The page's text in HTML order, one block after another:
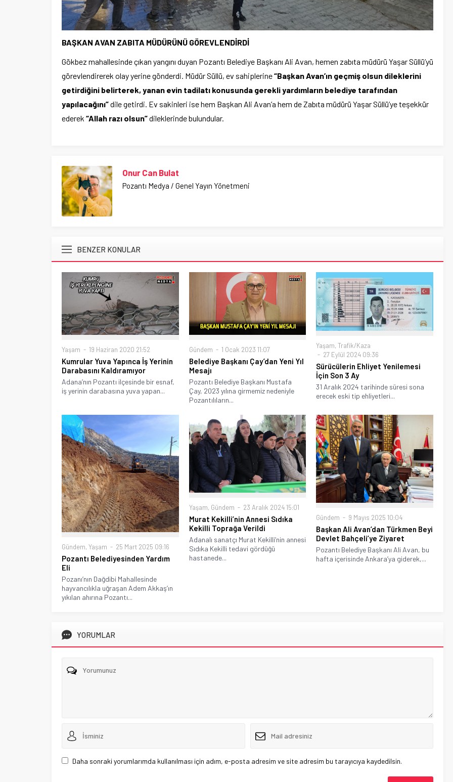
BAŞKAN AVAN ZABITA MÜDÜRÜNÜ GÖREVLENDİRDİ
Gökbez mahallesinde çıkan yangını duyan Pozantı Belediye Başkanı Ali Avan, hemen zabıta müdürü Yaşar Süllü’yü
görevlendirerek olay yerine gönderdi. Müdür Süllü, ev sahiplerine“Başkan Avan’ın geçmiş olsun dileklerini
getirdiğini belirterek, yanan evin tadilatı konusunda gerekli yardımların belediye tarafından
yapılacağını”dile getirdi. Ev sakinleri ise hem Başkan Ali Avan’a hem de Zabıta müdürü Yaşar Süllü’ye teşekkür
ederek “Allah razı olsun”dileklerinde bulundular.
Onur Can Bulat
Pozantı Medya / Genel Yayın Yönetmeni
BENZER KONULAR
Yaşam 19 Haziran 2020 21:52
Kumrular Yuva Yapınca İş Yerinin
Darabasını Kaldıramıyor
Adana’nın Pozantı ilçesinde bir esnaf,
iş yerinin darabasına yuva yapan...
Gündem 1 Ocak 2023 11:07
Belediye Başkanı Çay’dan Yeni Yıl
Mesajı
Pozantı Belediye Başkanı Mustafa
Çay, 2023 yılına girmemiz nedeniyle
Pozantılıların...
Yaşam,Trafik/Kaza
27 Eylül 2024 09:36
Sürücülerin Ehliyet Yenilemesi
İçin Son 3 Ay
31 Aralık 2024 tarihinde süresi sona
erecek eski tip ehliyetleri...
Gündem, Yaşam 25 Mart 2025 09:16
Pozantı Belediyesinden Yardım
Eli
Pozanı’nın Dağdibi Mahallesinde
hayvancılıkla uğraşan Adem Akkaş’ın
yıkılan ahırına Pozantı...
Yaşam, Gündem 23 Aralık 2024 15:01
Murat Kekilli’nin Annesi Sıdıka
Kekilli Toprağa Verildi
Adanalı sanatçı Murat Kekilli’nin annesi
Sıdıka Kekilli tedavi gördüğü
hastanede...
Gündem 9 Mayıs 2025 10:04
Başkan Ali Avan’dan Türkmen Beyi
Devlet Bahçeli’ye Ziyaret
Pozantı Belediye Başkanı Ali Avan, bu
hafta içerisinde Ankara’ya giderek,...
YORUMLAR
Daha sonraki yorumlarımda kullanılması için adım, e-posta adresim ve site adresim bu tarayıcıya kaydedilsin.